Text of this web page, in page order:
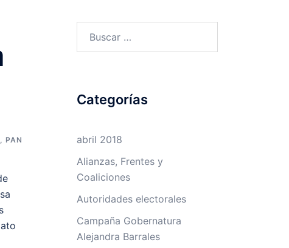
, PAN
Categorías
abril 2018
Alianzas, Frentes y
Coaliciones
Autoridades electorales
Campaña Gobernatura
Alejandra Barrales